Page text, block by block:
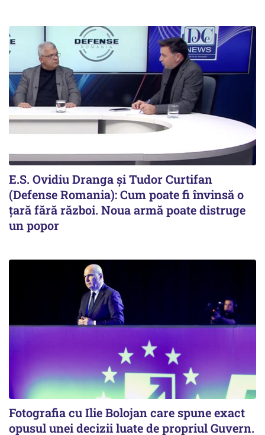
E.S. Ovidiu Dranga și Tudor Curtifan
(Defense Romania): Cum poate fi învinsă o
țară fără război. Noua armă poate distruge
un popor
Fotografia cu Ilie Bolojan care spune exact
opusul unei decizii luate de propriul Guvern.